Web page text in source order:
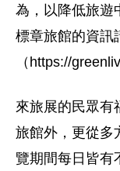
為，以降低旅遊
標章旅館的資訊
（https://
來旅展的民眾有
旅館外，更從多
覽期間每日皆有